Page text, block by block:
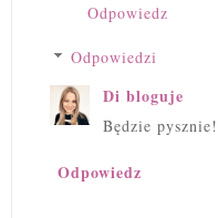
Odpowiedz
Odpowiedzi
Di bloguje
Będzie pysznie!
Odpowiedz